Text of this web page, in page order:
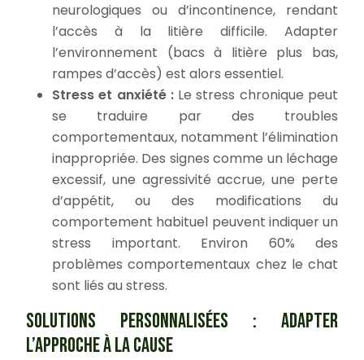
neurologiques ou d’incontinence, rendant
l’accès à la litière difficile. Adapter
l’environnement (bacs à litière plus bas,
rampes d’accès) est alors essentiel.
Stress et anxiété : Le stress chronique peut
se traduire par des troubles
comportementaux, notamment l’élimination
inappropriée. Des signes comme un léchage
excessif, une agressivité accrue, une perte
d’appétit, ou des modifications du
comportement habituel peuvent indiquer un
stress important. Environ 60% des
problèmes comportementaux chez le chat
sont liés au stress.
SOLUTIONS PERSONNALISÉES : ADAPTER
L’APPROCHE À LA CAUSE